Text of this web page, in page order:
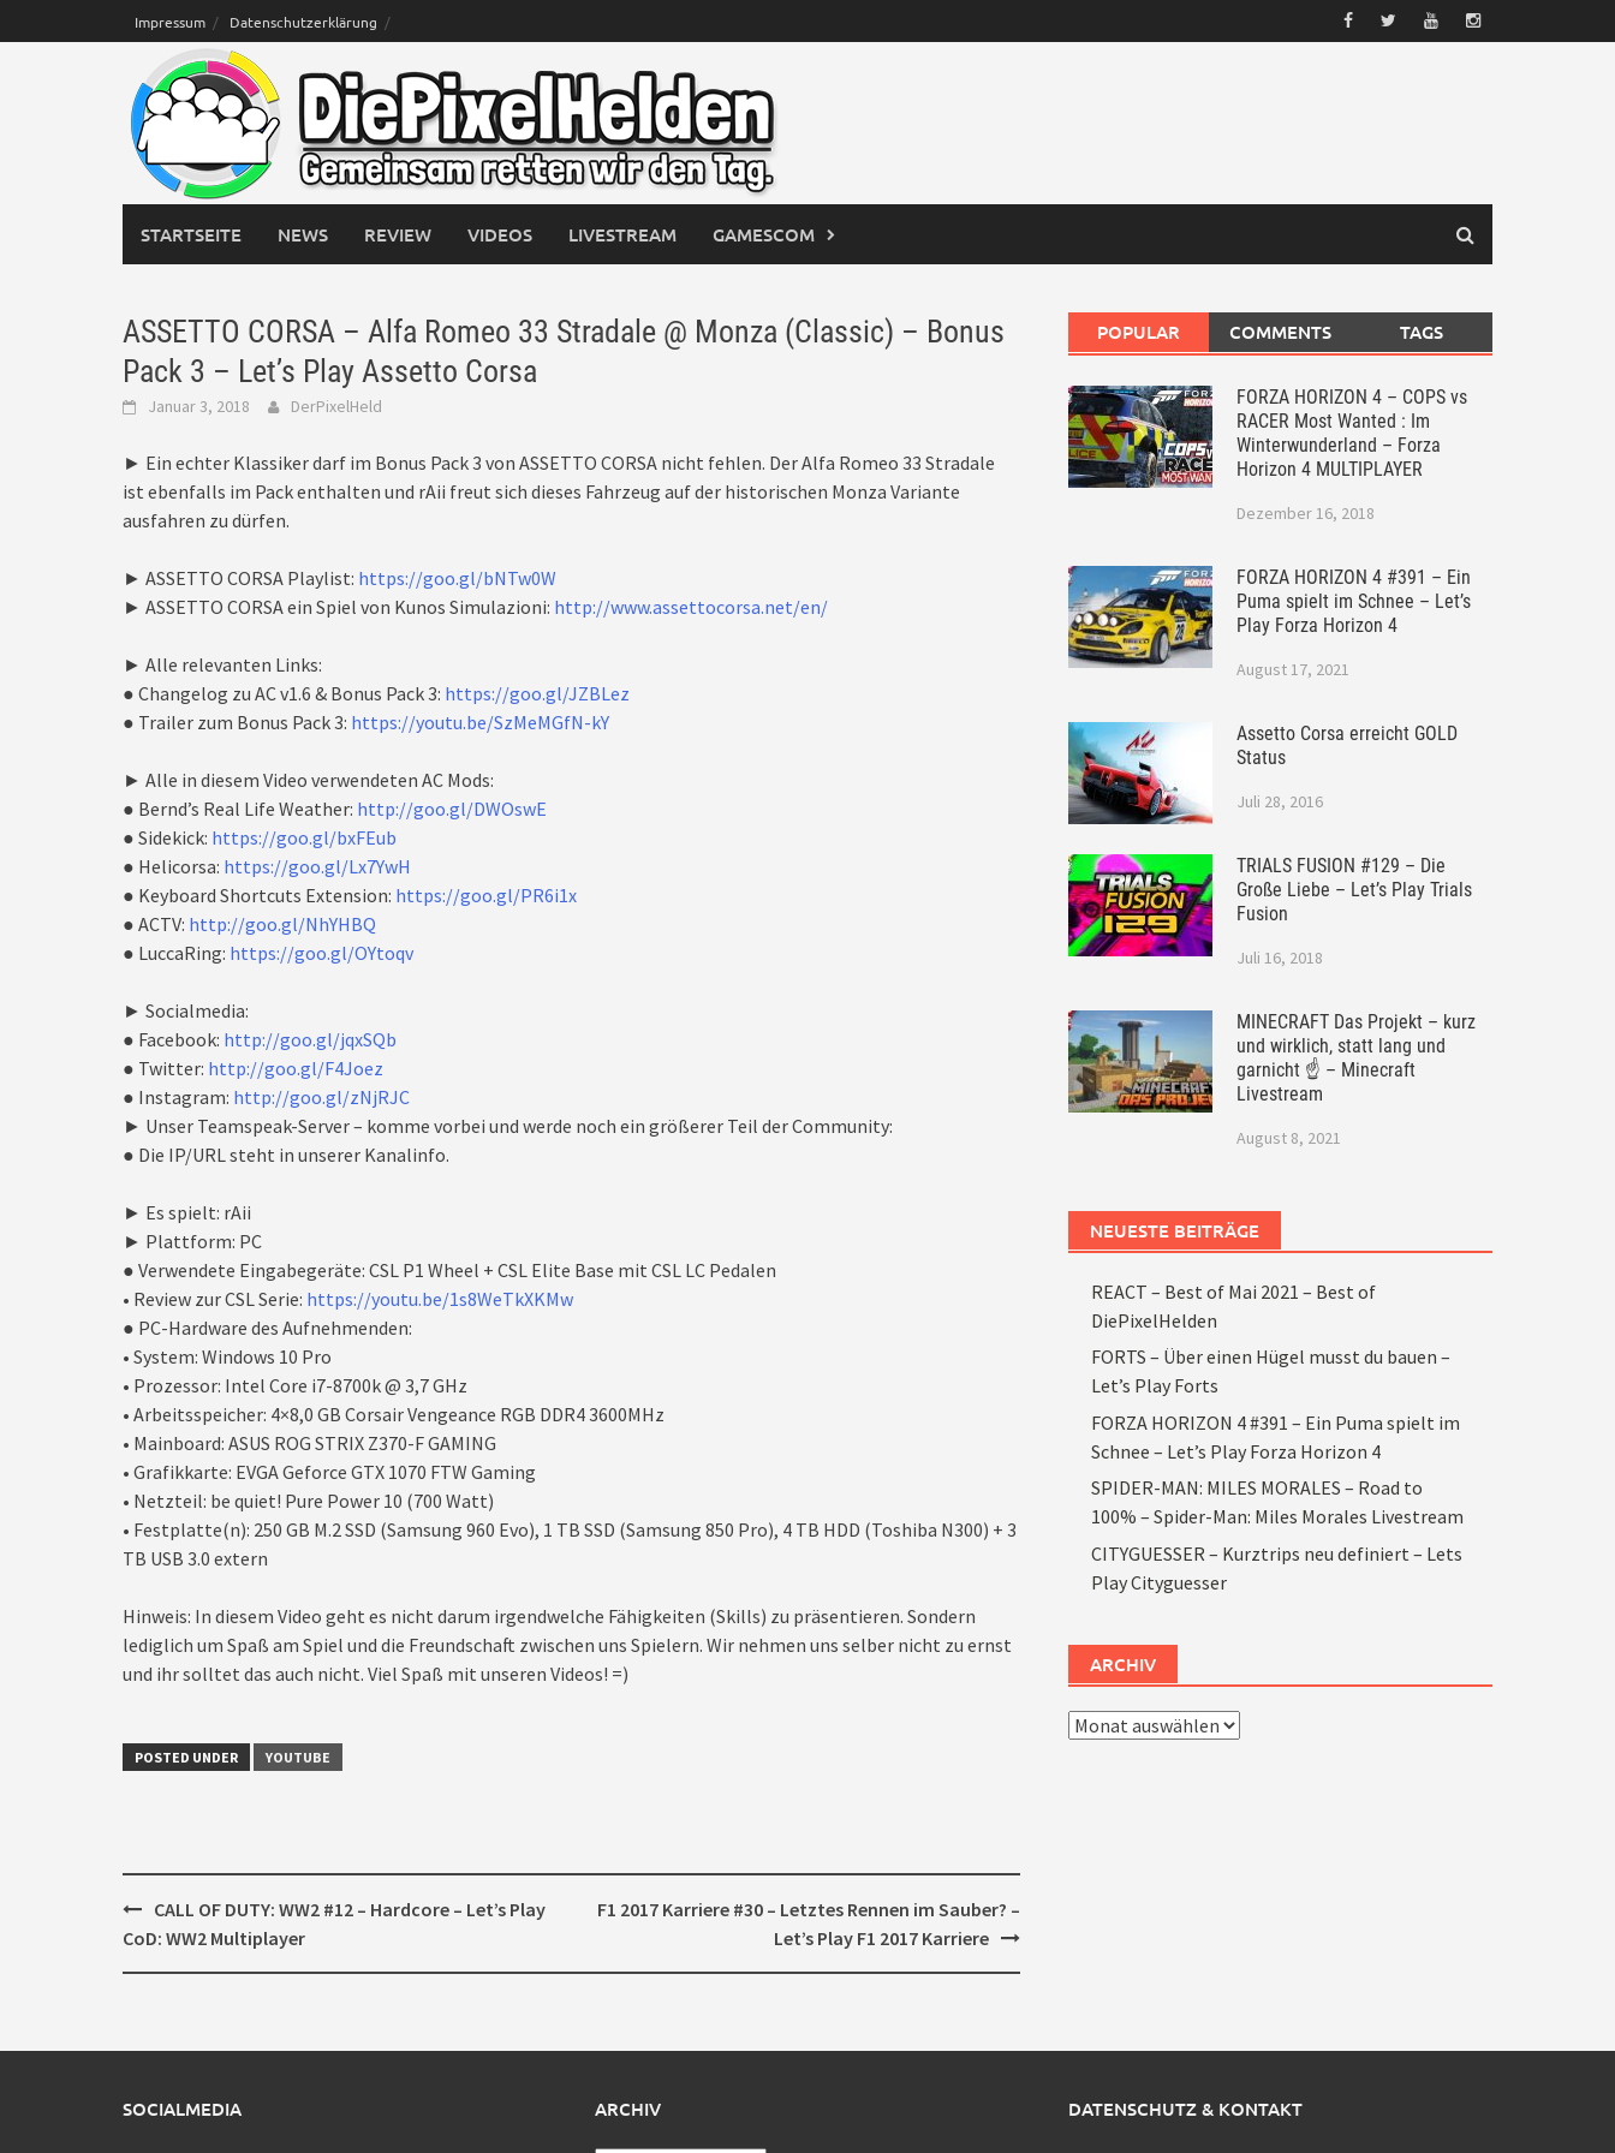
to
Impressum Datenschutzerklärung
STARTSEITE NEWS REVIEW VIDEOS LIVESTREAM GAMESCOM
ASSETTO CORSA – Alfa Romeo 33 Stradale @ Monza (Classic) – Bonus
Pack 3 – Let’s Play Assetto Corsa
Januar 3, 2018 DerPixelHeld
► Ein echter Klassiker darf im Bonus Pack 3 von ASSETTO CORSA nicht fehlen. Der Alfa Romeo 33 Stradale
ist ebenfalls im Pack enthalten und rAii freut sich dieses Fahrzeug auf der historischen Monza Variante
ausfahren zu dürfen.
► ASSETTO CORSA Playlist: https://goo.gl/bNTw0W
► ASSETTO CORSA ein Spiel von Kunos Simulazioni: http://www.assettocorsa.net/en/
► Alle relevanten Links:
● Changelog zu AC v1.6 & Bonus Pack 3: https://goo.gl/JZBLez
● Trailer zum Bonus Pack 3: https://youtu.be/SzMeMGfN-kY
► Alle in diesem Video verwendeten AC Mods:
● Bernd’s Real Life Weather: http://goo.gl/DWOswE
● Sidekick: https://goo.gl/bxFEub
● Helicorsa: https://goo.gl/Lx7YwH
● Keyboard Shortcuts Extension: https://goo.gl/PR6i1x
● ACTV: http://goo.gl/NhYHBQ
● LuccaRing: https://goo.gl/OYtoqv
► Socialmedia:
● Facebook: http://goo.gl/jqxSQb
● Twitter: http://goo.gl/F4Joez
● Instagram: http://goo.gl/zNjRJC
► Unser Teamspeak-Server – komme vorbei und werde noch ein größerer Teil der Community:
● Die IP/URL steht in unserer Kanalinfo.
► Es spielt: rAii
► Plattform: PC
● Verwendete Eingabegeräte: CSL P1 Wheel + CSL Elite Base mit CSL LC Pedalen
• Review zur CSL Serie: https://youtu.be/1s8WeTkXKMw
● PC-Hardware des Aufnehmenden:
• System: Windows 10 Pro
• Prozessor: Intel Core i7-8700k @ 3,7 GHz
• Arbeitsspeicher: 4×8,0 GB Corsair Vengeance RGB DDR4 3600MHz
• Mainboard: ASUS ROG STRIX Z370-F GAMING
• Grafikkarte: EVGA Geforce GTX 1070 FTW Gaming
• Netzteil: be quiet! Pure Power 10 (700 Watt)
• Festplatte(n): 250 GB M.2 SSD (Samsung 960 Evo), 1 TB SSD (Samsung 850 Pro), 4 TB HDD (Toshiba N300) + 3
TB USB 3.0 extern
Hinweis: In diesem Video geht es nicht darum irgendwelche Fähigkeiten (Skills) zu präsentieren. Sondern
lediglich um Spaß am Spiel und die Freundschaft zwischen uns Spielern. Wir nehmen uns selber nicht zu ernst
und ihr solltet das auch nicht. Viel Spaß mit unseren Videos! =)
POSTED UNDER YOUTUBE
Post
navigation
CALL OF DUTY: WW2 #12 – Hardcore – Let’s Play
CoD: WW2 Multiplayer
F1 2017 Karriere #30 – Letztes Rennen im Sauber? –
Let’s Play F1 2017 Karriere
POPULAR COMMENTS TAGS
FORZA HORIZON 4 – COPS vs
RACER Most Wanted : Im
Winterwunderland – Forza
Horizon 4 MULTIPLAYER
Dezember 16, 2018
FORZA HORIZON 4 #391 – Ein
Puma spielt im Schnee – Let’s
Play Forza Horizon 4
August 17, 2021
Assetto Corsa erreicht GOLD
Status
Juli 28, 2016
TRIALS FUSION #129 – Die
Große Liebe – Let’s Play Trials
Fusion
Juli 16, 2018
MINECRAFT Das Projekt – kurz
und wirklich, statt lang und
garnicht ☝ – Minecraft
Livestream
August 8, 2021
NEUESTE BEITRÄGE
REACT – Best of Mai 2021 – Best of
DiePixelHelden
FORTS – Über einen Hügel musst du bauen –
Let’s Play Forts
FORZA HORIZON 4 #391 – Ein Puma spielt im
Schnee – Let’s Play Forza Horizon 4
SPIDER-MAN: MILES MORALES – Road to
100% – Spider-Man: Miles Morales Livestream
CITYGUESSER – Kurztrips neu definiert – Lets
Play Cityguesser
ARCHIV
Archiv
SOCIALMEDIA ARCHIV DATENSCHUTZ & KONTAKT